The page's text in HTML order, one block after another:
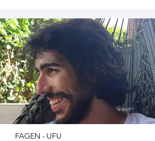
FAGEN - UFU